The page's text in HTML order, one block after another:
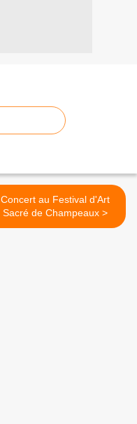
Concert au Festival d'Art
Sacré de Champeaux >